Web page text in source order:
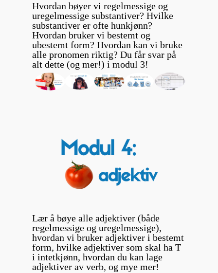
Hvordan bøyer vi regelmessige og
uregelmessige substantiver? Hvilke
substantiver er ofte hunkjønn?
Hvordan bruker vi bestemt og
ubestemt form? Hvordan kan vi bruke
alle pronomen riktig? Du får svar på
alt dette (og mer!) i modul 3!
Lær å bøye alle adjektiver (både
regelmessige og uregelmessige),
hvordan vi bruker adjektiver i bestemt
form, hvilke adjektiver som skal ha T
i intetkjønn, hvordan du kan lage
adjektiver av verb, og mye mer!